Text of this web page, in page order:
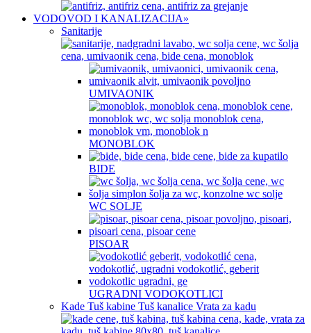
VODOVOD I KANALIZACIJA»
Sanitarije
UMIVAONIK
MONOBLOK
BIDE
WC SOLJE
PISOAR
UGRADNI VODOKOTLICI
Kade Tuš kabine Tuš kanalice Vrata za kadu